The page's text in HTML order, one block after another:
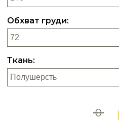
Обхват груди:
Ткань:
0